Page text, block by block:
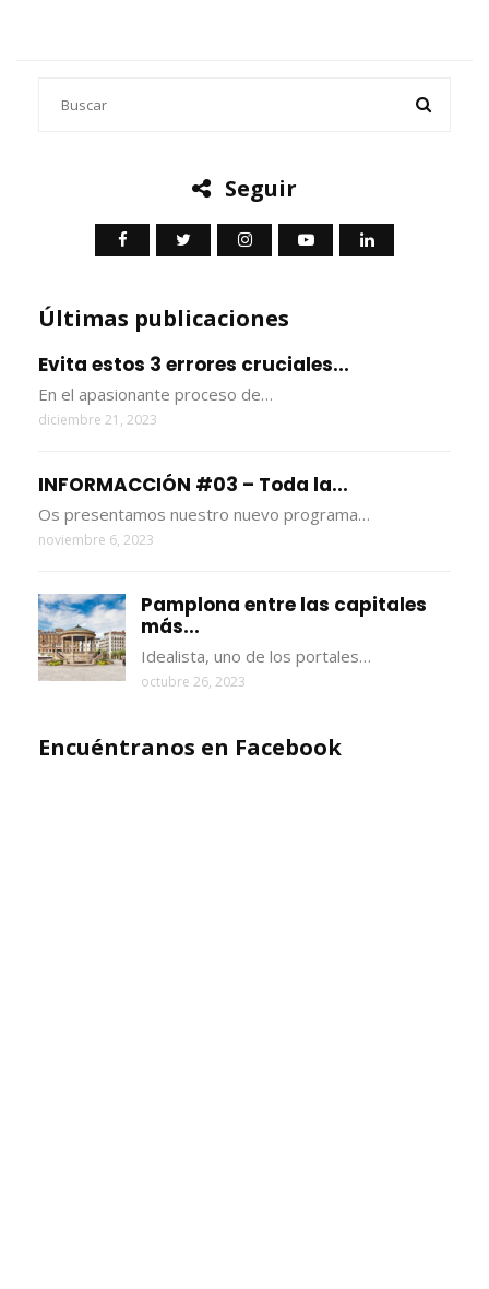
Seguir
Últimas publicaciones
Evita estos 3 errores cruciales...
En el apasionante proceso de…
diciembre 21, 2023
INFORMACCIÓN #03 – Toda la...
Os presentamos nuestro nuevo programa…
noviembre 6, 2023
Pamplona entre las capitales
más...
Idealista, uno de los portales…
octubre 26, 2023
Encuéntranos en Facebook